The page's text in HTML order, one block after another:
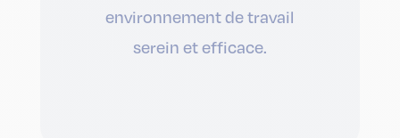
environnement de travail
serein et efficace.